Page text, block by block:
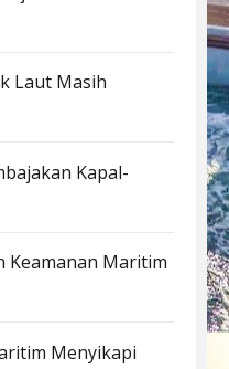
Laut Masih
Kapal-
Keamanan Maritim
Menyikapi